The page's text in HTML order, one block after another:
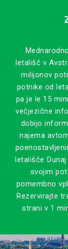
letališč v
milijonov
potnike od
pa je le 15
večjezične
dobijo
najema
letališče
svojim
pomembno
Rezervirajte
strani v 1